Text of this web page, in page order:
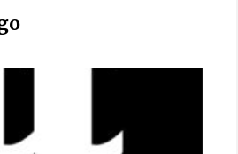
Bedi irratiko Hizpidea saioan